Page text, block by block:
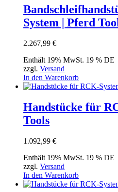
System | Pferd
2.267,99 €
Enthält 19% MwSt. 19 % DE
zzgl. Versand
In den Warenkorb
Handstücke für
Tools
1.092,99 €
Enthält 19% MwSt. 19 % DE
zzgl. Versand
In den Warenkorb